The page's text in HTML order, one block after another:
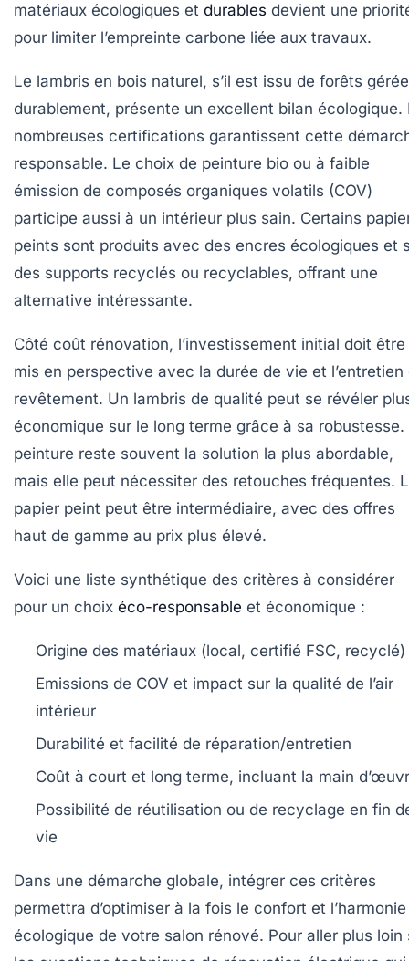
matériaux écologiques et durables devient une
pour limiter l’empreinte carbone liée aux travaux.
Le lambris en bois naturel, s’il est issu de forêts
durablement, présente un excellent bilan écologique.
nombreuses certifications garantissent cette
responsable. Le choix de peinture bio ou à faible
émission de composés organiques volatils (COV)
participe aussi à un intérieur plus sain. Certains
peints sont produits avec des encres écologiques et
des supports recyclés ou recyclables, offrant une
alternative intéressante.
Côté coût rénovation, l’investissement initial doit être
mis en perspective avec la durée de vie et l’entretien
revêtement. Un lambris de qualité peut se révéler
économique sur le long terme grâce à sa robustesse.
peinture reste souvent la solution la plus abordable,
mais elle peut nécessiter des retouches fréquentes.
papier peint peut être intermédiaire, avec des offres
haut de gamme au prix plus élevé.
Voici une liste synthétique des critères à considérer
pour un choix éco-responsable et économique :
Origine des matériaux (local, certifié FSC, recyclé)
Emissions de COV et impact sur la qualité de l’air
intérieur
Durabilité et facilité de réparation/entretien
Coût à court et long terme, incluant la main
Possibilité de réutilisation ou de recyclage en fin
vie
Dans une démarche globale, intégrer ces critères
permettra d’optimiser à la fois le confort et l’harmonie
écologique de votre salon rénové. Pour aller plus loin